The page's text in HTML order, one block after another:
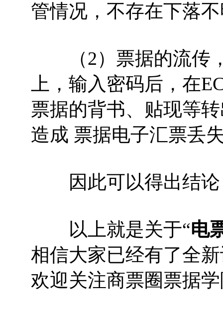
管情况，不存在下落
（2）票据的流传，
上，输入密码后，在
票据的背书、贴现等
造成 票据电子汇票丢
因此可以得出结论
以上就是关于“电
相信大家已经有了全
欢迎关注商票圈票据